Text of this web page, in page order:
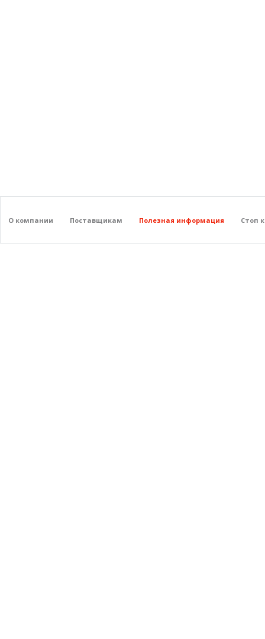
О компании Поставщикам Полезная информация Стоп